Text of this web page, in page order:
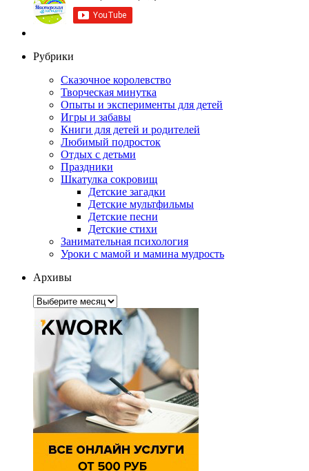
Рубрики
Сказочное королевство
Творческая минутка
Опыты и эксперименты для детей
Игры и забавы
Книги для детей и родителей
Любимый подросток
Отдых с детьми
Праздники
Шкатулка сокровищ
Детские загадки
Детские мультфильмы
Детские песни
Детские стихи
Занимательная психология
Уроки с мамой и мамина мудрость
Архивы
Архивы